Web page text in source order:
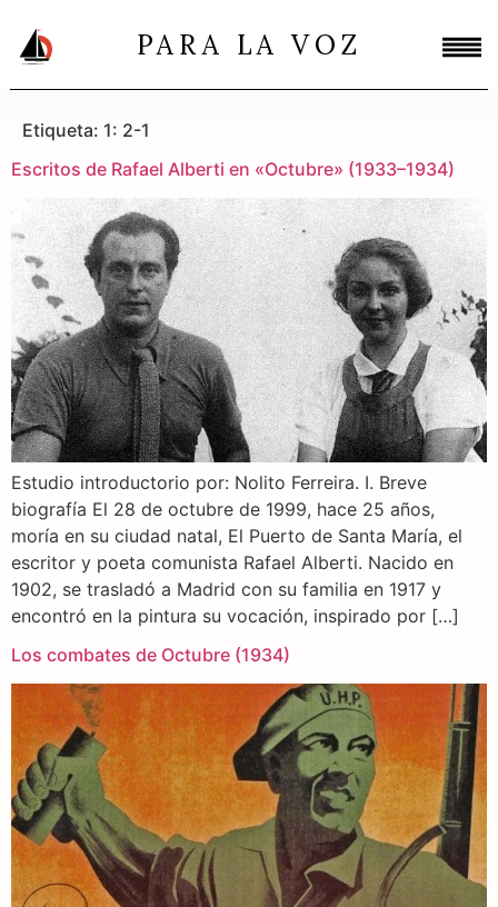
PARA LA VOZ
Etiqueta: 1: 2-1
Escritos de Rafael Alberti en «Octubre» (1933–1934)
Estudio introductorio por: Nolito Ferreira. I. Breve
biografía El 28 de octubre de 1999, hace 25 años,
moría en su ciudad natal, El Puerto de Santa María, el
escritor y poeta comunista Rafael Alberti. Nacido en
1902, se trasladó a Madrid con su familia en 1917 y
encontró en la pintura su vocación, inspirado por […]
Los combates de Octubre (1934)